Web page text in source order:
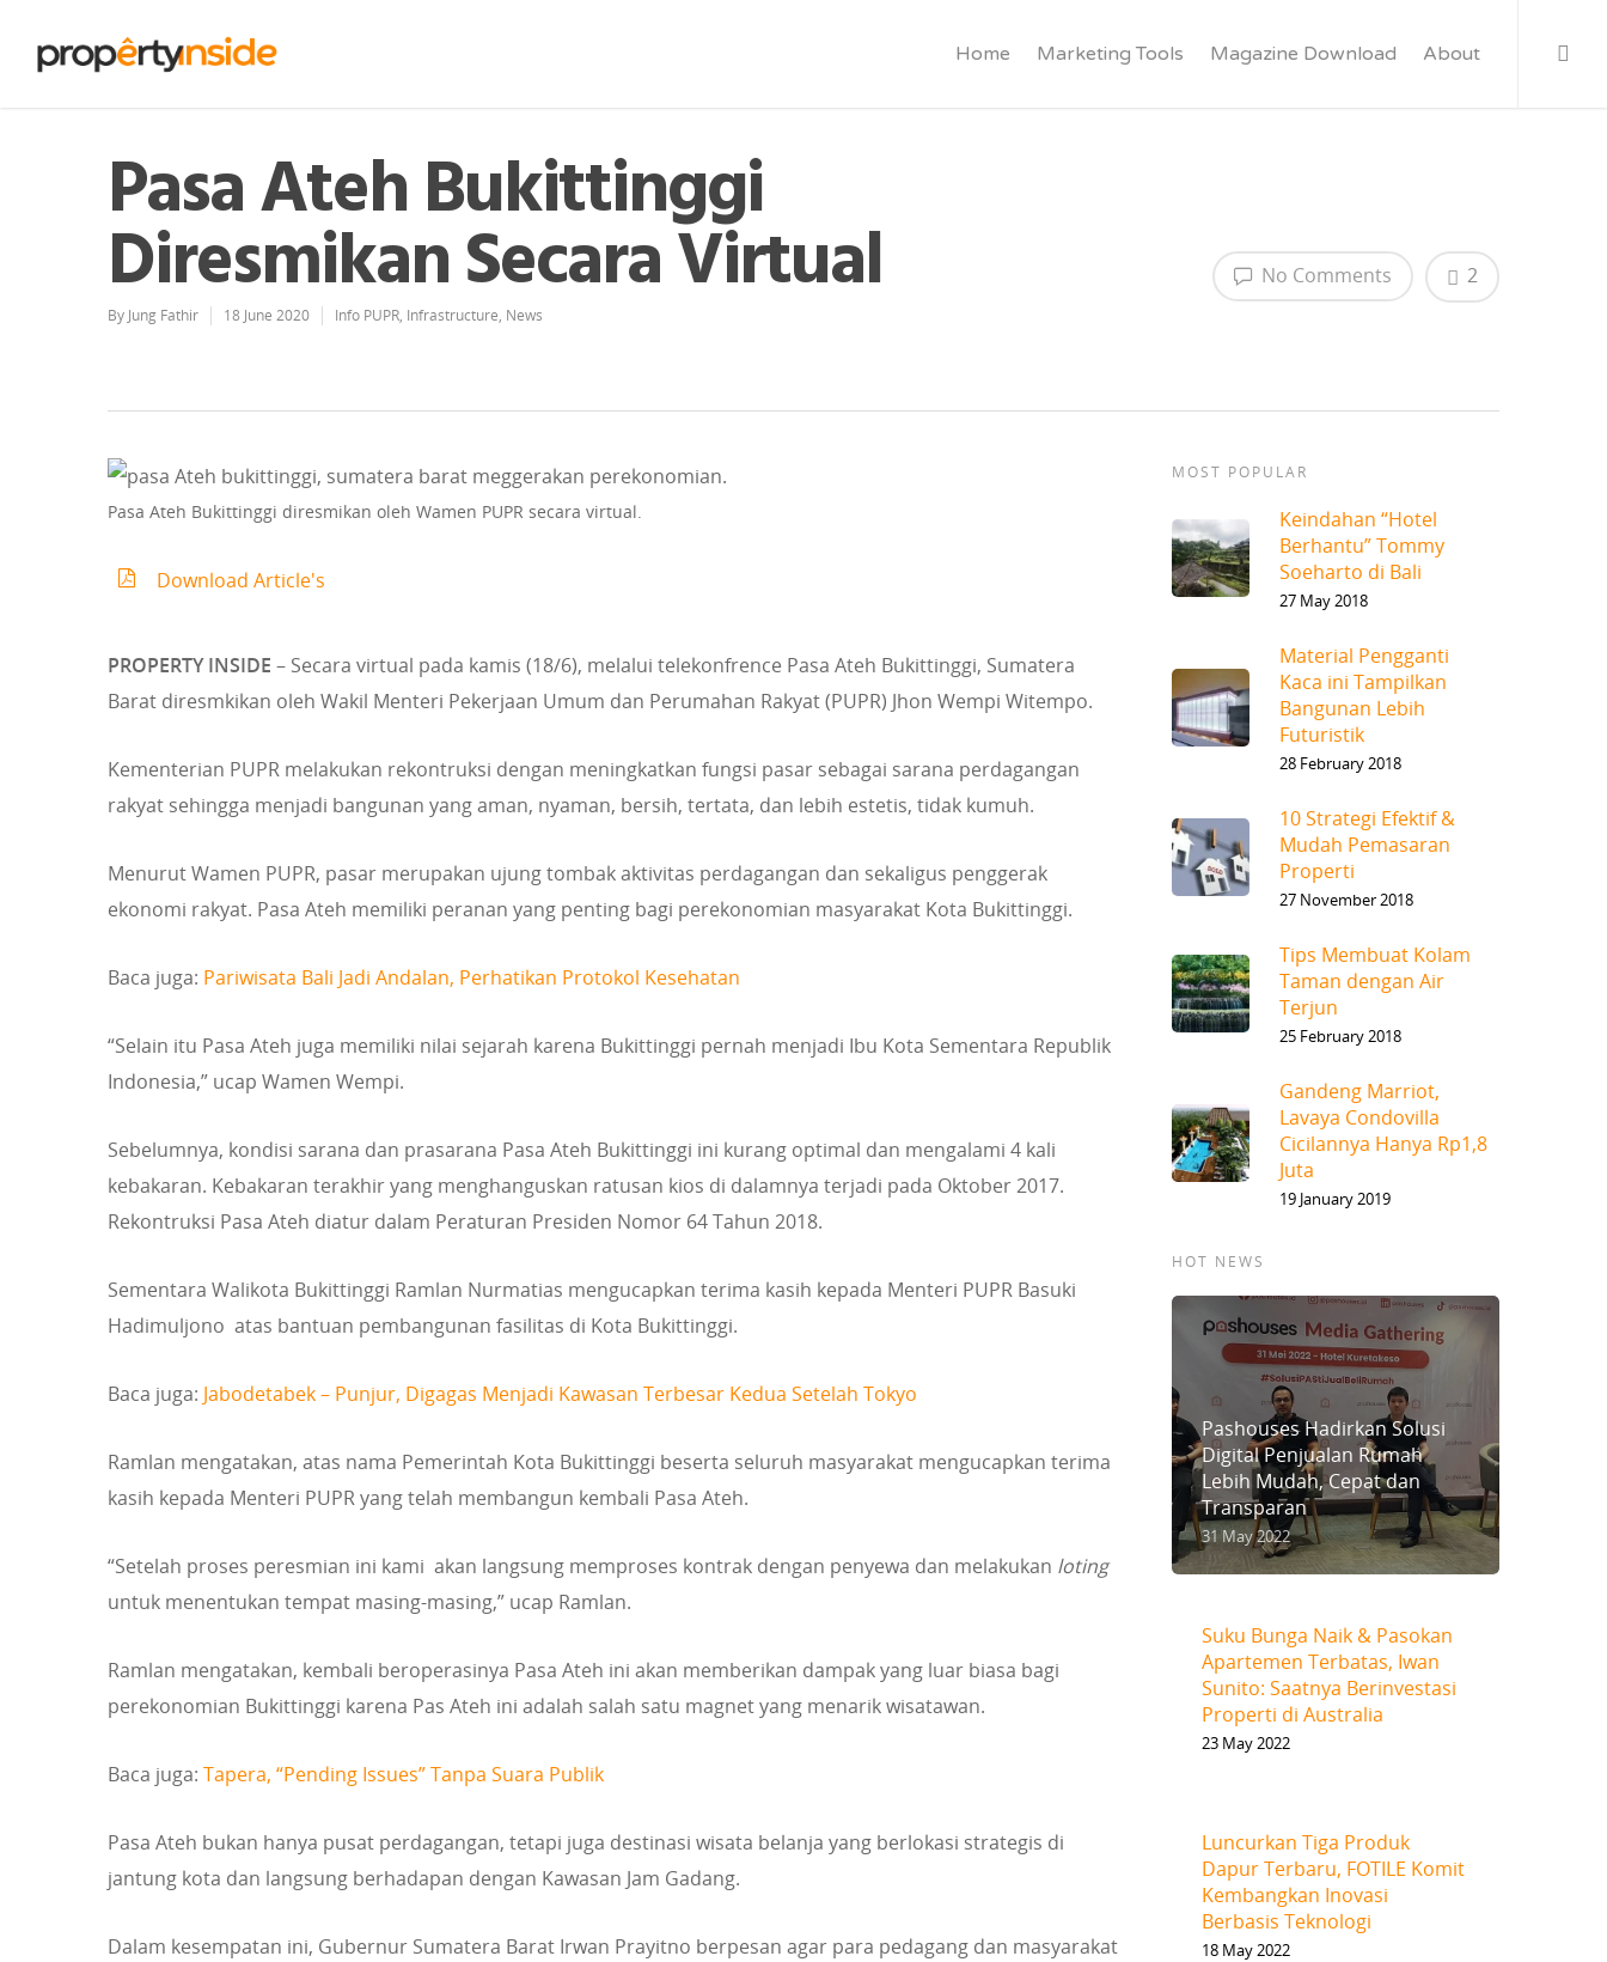
Home Marketing Tools Magazine Download About
Pasa Ateh Bukittinggi
Diresmikan Secara Virtual
By Jung Fathir 18 June 2020 Info PUPR, Infrastructure, News
No Comments 2
Pasa Ateh Bukittinggi diresmikan oleh Wamen PUPR secara virtual.
Download Article's
PROPERTY INSIDE – Secara virtual pada kamis (18/6), melalui telekonfrence Pasa Ateh Bukittinggi, Sumatera
Barat diresmkikan oleh Wakil Menteri Pekerjaan Umum dan Perumahan Rakyat (PUPR) Jhon Wempi Witempo.
Kementerian PUPR melakukan rekontruksi dengan meningkatkan fungsi pasar sebagai sarana perdagangan
rakyat sehingga menjadi bangunan yang aman, nyaman, bersih, tertata, dan lebih estetis, tidak kumuh.
Menurut Wamen PUPR, pasar merupakan ujung tombak aktivitas perdagangan dan sekaligus penggerak
ekonomi rakyat. Pasa Ateh memiliki peranan yang penting bagi perekonomian masyarakat Kota Bukittinggi.
Baca juga: Pariwisata Bali Jadi Andalan, Perhatikan Protokol Kesehatan
“Selain itu Pasa Ateh juga memiliki nilai sejarah karena Bukittinggi pernah menjadi Ibu Kota Sementara Republik
Indonesia,” ucap Wamen Wempi.
Sebelumnya, kondisi sarana dan prasarana Pasa Ateh Bukittinggi ini kurang optimal dan mengalami 4 kali
kebakaran. Kebakaran terakhir yang menghanguskan ratusan kios di dalamnya terjadi pada Oktober 2017.
Rekontruksi Pasa Ateh diatur dalam Peraturan Presiden Nomor 64 Tahun 2018.
Sementara Walikota Bukittinggi Ramlan Nurmatias mengucapkan terima kasih kepada Menteri PUPR Basuki
Hadimuljono atas bantuan pembangunan fasilitas di Kota Bukittinggi.
Baca juga: Jabodetabek – Punjur, Digagas Menjadi Kawasan Terbesar Kedua Setelah Tokyo
Ramlan mengatakan, atas nama Pemerintah Kota Bukittinggi beserta seluruh masyarakat mengucapkan terima
kasih kepada Menteri PUPR yang telah membangun kembali Pasa Ateh.
“Setelah proses peresmian ini kami akan langsung memproses kontrak dengan penyewa dan melakukan loting
untuk menentukan tempat masing-masing,” ucap Ramlan.
Ramlan mengatakan, kembali beroperasinya Pasa Ateh ini akan memberikan dampak yang luar biasa bagi
perekonomian Bukittinggi karena Pas Ateh ini adalah salah satu magnet yang menarik wisatawan.
Baca juga: Tapera, “Pending Issues” Tanpa Suara Publik
Pasa Ateh bukan hanya pusat perdagangan, tetapi juga destinasi wisata belanja yang berlokasi strategis di
jantung kota dan langsung berhadapan dengan Kawasan Jam Gadang.
Dalam kesempatan ini, Gubernur Sumatera Barat Irwan Prayitno berpesan agar para pedagang dan masyarakat
MOST POPULAR
Keindahan “Hotel
Berhantu” Tommy
Soeharto di Bali
27 May 2018
Material Pengganti
Kaca ini Tampilkan
Bangunan Lebih
Futuristik
28 February 2018
10 Strategi Efektif &
Mudah Pemasaran
Properti
27 November 2018
Tips Membuat Kolam
Taman dengan Air
Terjun
25 February 2018
Gandeng Marriot,
Lavaya Condovilla
Cicilannya Hanya Rp1,8
Juta
19 January 2019
HOT NEWS
Pashouses Hadirkan Solusi
Digital Penjualan Rumah
Lebih Mudah, Cepat dan
Transparan
31 May 2022
Suku Bunga Naik & Pasokan
Apartemen Terbatas, Iwan
Sunito: Saatnya Berinvestasi
Properti di Australia
23 May 2022
Luncurkan Tiga Produk
Dapur Terbaru, FOTILE Komit
Kembangkan Inovasi
Berbasis Teknologi
18 May 2022